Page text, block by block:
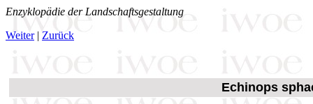
Enzyklopädie der Landschaftsgestaltung
Weiter| Zurück
Echinops